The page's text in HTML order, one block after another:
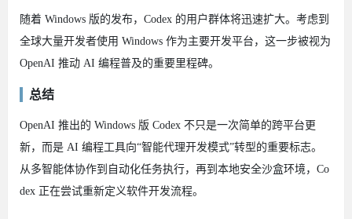
随着 Windows 版的发布，Codex 的用户群体将迅速扩大。考虑到
全球大量开发者使用 Windows 作为主要开发平台，这一步被视为
OpenAI 推动 AI 编程普及的重要里程碑。
总结
OpenAI 推出的 Windows 版 Codex 不只是一次简单的跨平台更
新，而是 AI 编程工具向“智能代理开发模式”转型的重要标志。
从多智能体协作到自动化任务执行，再到本地安全沙盒环境，Co
dex 正在尝试重新定义软件开发流程。